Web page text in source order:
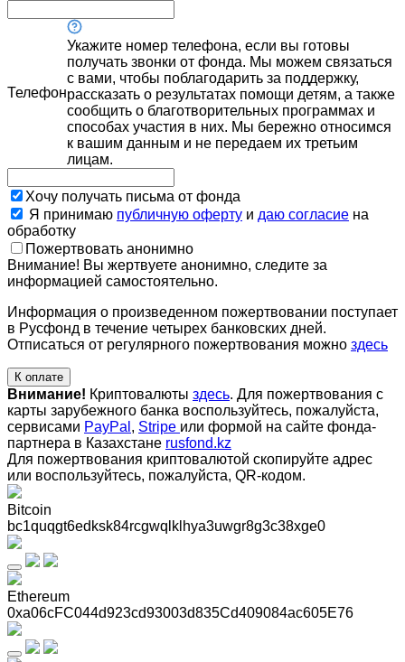
Телефон
Укажите номер телефона, если вы готовы
получать звонки от фонда. Мы можем связаться
с вами, чтобы поблагодарить за поддержку,
рассказать о результатах помощи детям, а также
сообщить о благотворительных программах и
способах участия в них. Мы бережно относимся
к вашим данным и не передаем их третьим
лицам.
Хочу получать письма от фонда
Я принимаю публичную оферту и даю согласие на
обработку
Пожертвовать анонимно
Внимание! Вы жертвуете анонимно, следите за
информацией самостоятельно.
Информация о произведенном пожертвовании поступает
в Русфонд в течение четырех банковских дней.
Отписаться от регулярного пожертвования можно здесь
К оплате
Внимание! Криптовалюты здесь. Для пожертвования с
карты зарубежного банка воспользуйтесь, пожалуйста,
сервисами PayPal , Stripe или формой на сайте фонда-
партнера в Казахстане rusfond.kz
Для пожертвования криптовалютой скопируйте адрес
или воспользуйтесь, пожалуйста, QR-кодом.
Bitcoin
bc1quqgt6edksk84rcgwqlklhya3uwgr8g3c38xge0
Ethereum
0xa06cFC044d923cd93003d835Cd409084ac605E76